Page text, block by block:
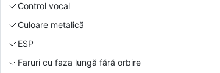
Control vocal
Culoare metalică
ESP
Faruri cu faza lungă fără orbire